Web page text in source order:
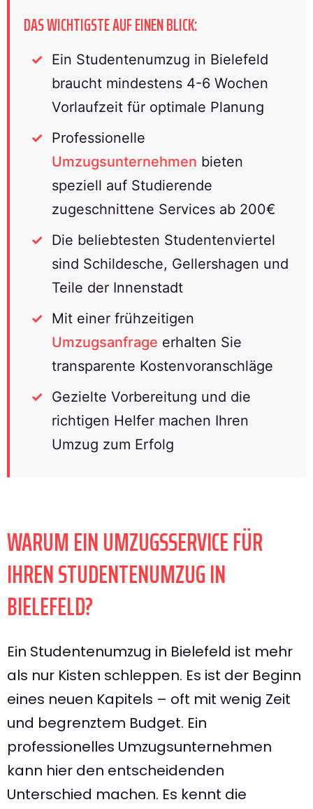
DAS WICHTIGSTE AUF EINEN BLICK:
Ein Studentenumzug in Bielefeld
braucht mindestens 4-6 Wochen
Vorlaufzeit für optimale Planung
Professionelle
Umzugsunternehmen bieten
speziell auf Studierende
zugeschnittene Services ab 200€
Die beliebtesten Studentenviertel
sind Schildesche, Gellershagen und
Teile der Innenstadt
Mit einer frühzeitigen
Umzugsanfrage erhalten Sie
transparente Kostenvoranschläge
Gezielte Vorbereitung und die
richtigen Helfer machen Ihren
Umzug zum Erfolg
WARUM EIN UMZUGSSERVICE FÜR
IHREN STUDENTENUMZUG IN
BIELEFELD?
Ein Studentenumzug in Bielefeld ist mehr
als nur Kisten schleppen. Es ist der Beginn
eines neuen Kapitels – oft mit wenig Zeit
und begrenztem Budget. Ein
professionelles Umzugsunternehmen
kann hier den entscheidenden
Unterschied machen. Es kennt die